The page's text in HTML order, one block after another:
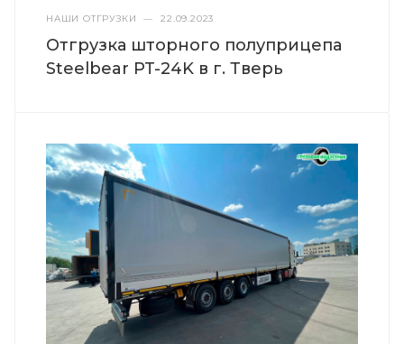
НАШИ ОТГРУЗКИ — 22.09.2023
Отгрузка шторного полуприцепа
Steelbear PT-24K в г. Тверь